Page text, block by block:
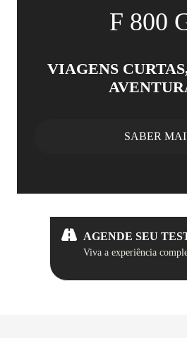
F 800
VIAGENS
SABER
AGENDE SEU
Viva a experiência